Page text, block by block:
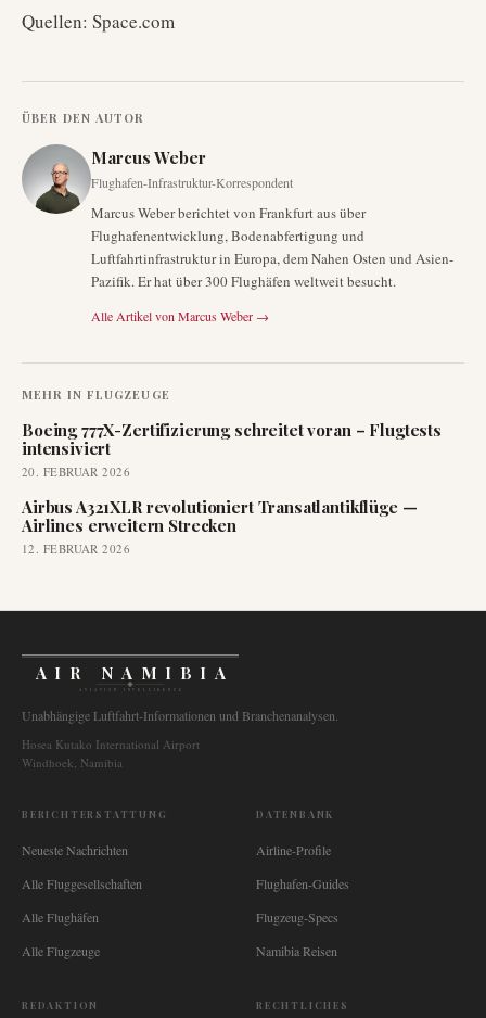
Quellen: Space.com
ÜBER DEN AUTOR
Marcus Weber
Flughafen-Infrastruktur-Korrespondent
Marcus Weber berichtet von Frankfurt aus über
Flughafenentwicklung, Bodenabfertigung und
Luftfahrtinfrastruktur in Europa, dem Nahen Osten und Asien-
Pazifik. Er hat über 300 Flughäfen weltweit besucht.
Alle Artikel von Marcus Weber →
MEHR IN FLUGZEUGE
Boeing 777X-Zertifizierung schreitet voran – Flugtests
intensiviert
20. FEBRUAR 2026
Airbus A321XLR revolutioniert Transatlantikflüge —
Airlines erweitern Strecken
12. FEBRUAR 2026
AIR NAMIBIA
AVIATION INTELLIGENCE
Unabhängige Luftfahrt-Informationen und Branchenanalysen.
Hosea Kutako International Airport
Windhoek, Namibia
BERICHTERSTATTUNG
Neueste Nachrichten
Alle Fluggesellschaften
Alle Flughäfen
Alle Flugzeuge
DATENBANK
Airline-Profile
Flughafen-Guides
Flugzeug-Specs
Namibia Reisen
REDAKTION RECHTLICHES